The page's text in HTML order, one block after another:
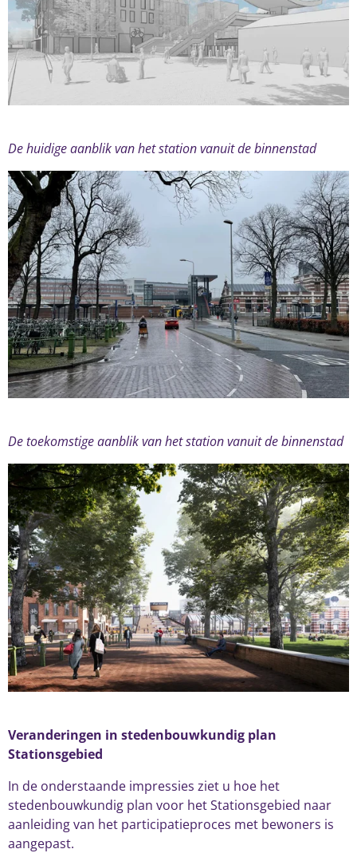
De huidige aanblik van het station vanuit de binnenstad
De toekomstige aanblik van het station vanuit de binnenstad
Veranderingen in stedenbouwkundig plan
Stationsgebied
In de onderstaande impressies ziet u hoe het
stedenbouwkundig plan voor het Stationsgebied naar
aanleiding van het participatieproces met bewoners is
aangepast.